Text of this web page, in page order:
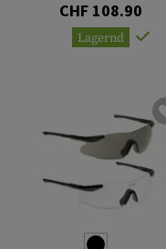
CHF 108.90
Lagernd